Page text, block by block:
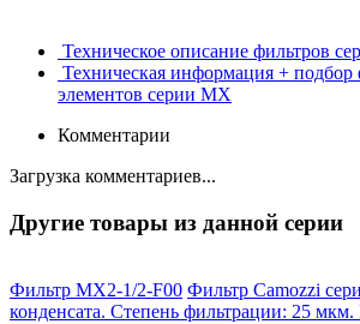
Техническое описание фильтров
Техническая информация +
элементов серии MX
Комментарии
Загрузка комментариев...
Другие товары из данной серии
Фильтр MX2-1/2-F00 Фильтр Camozzi
конденсата. Степень фильтрации: 25 мкм.